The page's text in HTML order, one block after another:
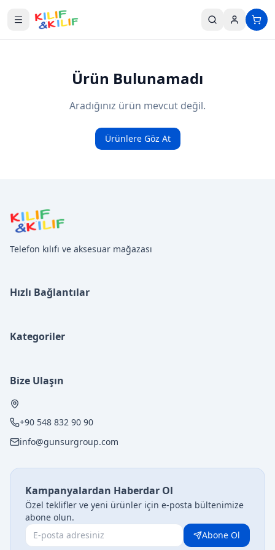
Ürün Bulunamadı
Aradığınız ürün mevcut değil.
Ürünlere Göz At
Telefon kılıfı ve aksesuar mağazası
Hızlı Bağlantılar
Kategoriler
Bize Ulaşın
+90 548 832 90 90
info@gunsurgroup.com
Kampanyalardan Haberdar Ol
Özel teklifler ve yeni ürünler için e-posta bültenimize
abone olun.
Abone Ol